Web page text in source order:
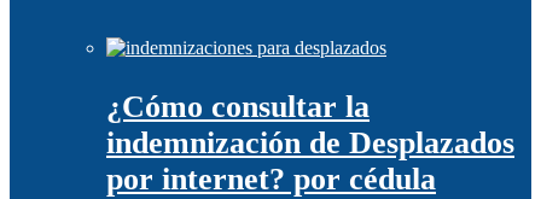
¿Cómo consultar la
indemnización de Desplazados
por internet? por cédula